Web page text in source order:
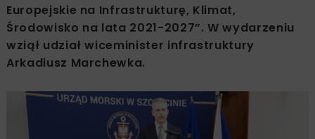
Europejskie na Infrastrukturę, Klimat,
Środowisko na lata 2021-2027”. W wydarzeniu
wziął udział wiceminister infrastruktury
Arkadiusz Marchewka.